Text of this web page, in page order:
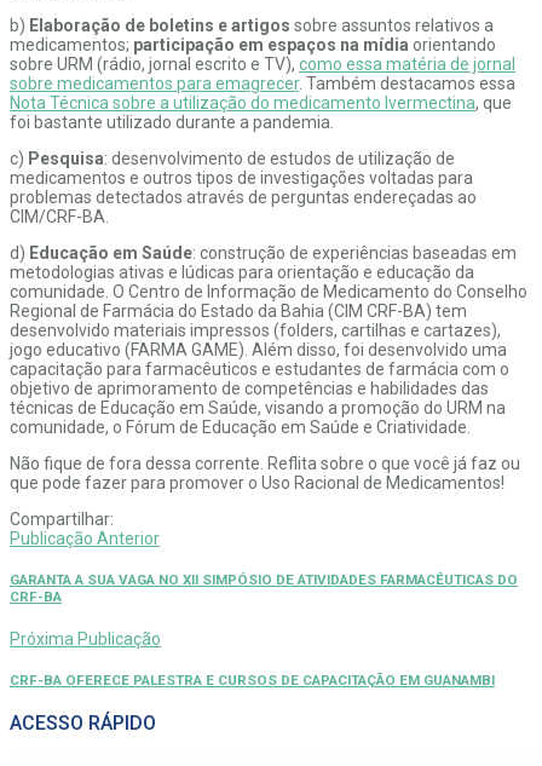
b) Elaboração de boletins e artigos sobre assuntos relativos a
medicamentos; participação em espaços na mídia orientando
sobre URM (rádio, jornal escrito e TV), como essa matéria de jornal
sobre medicamentos para emagrecer. Também destacamos essa
Nota Técnica sobre a utilização do medicamento Ivermectina, que
foi bastante utilizado durante a pandemia.
c) Pesquisa: desenvolvimento de estudos de utilização de
medicamentos e outros tipos de investigações voltadas para
problemas detectados através de perguntas endereçadas ao
CIM/CRF-BA.
d) Educação em Saúde: construção de experiências baseadas em
metodologias ativas e lúdicas para orientação e educação da
comunidade. O Centro de Informação de Medicamento do Conselho
Regional de Farmácia do Estado da Bahia (CIM CRF-BA) tem
desenvolvido materiais impressos (folders, cartilhas e cartazes),
jogo educativo (FARMA GAME). Além disso, foi desenvolvido uma
capacitação para farmacêuticos e estudantes de farmácia com o
objetivo de aprimoramento de competências e habilidades das
técnicas de Educação em Saúde, visando a promoção do URM na
comunidade, o Fórum de Educação em Saúde e Criatividade.
Não fique de fora dessa corrente. Reflita sobre o que você já faz ou
que pode fazer para promover o Uso Racional de Medicamentos!
Compartilhar:
Publicação Anterior
GARANTA A SUA VAGA NO XII SIMPÓSIO DE ATIVIDADES FARMACÊUTICAS DO
CRF-BA
Próxima Publicação
CRF-BA OFERECE PALESTRA E CURSOS DE CAPACITAÇÃO EM GUANAMBI
ACESSO RÁPIDO